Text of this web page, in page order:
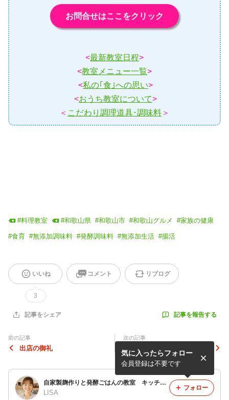
お問合せはここをクリック
<最新教室日程>
<教室メニュー一覧>
<私の｢食｣への思い>
<おうち教室について>
＜ こだわり調理道具･調味料 ＞
#料理教室 #和歌山県 #和歌山市 #和歌山グルメ #家族の健康
#食育 #無添加調味料 #発酵調味料 #無添加生活 #腸活
いいね
3
コメント リブログ
記事をシェア 記事を報告する
前の記事
出店の御礼
次の記事
自家製麹作りと発酵ごはんの教室 キッチンサロン ナチュベジライフ 和歌山・大阪・料理教室・発酵料理・対面・オンライン
LISA
気に入ったらフォロー
会員登録は不要です
フォロー